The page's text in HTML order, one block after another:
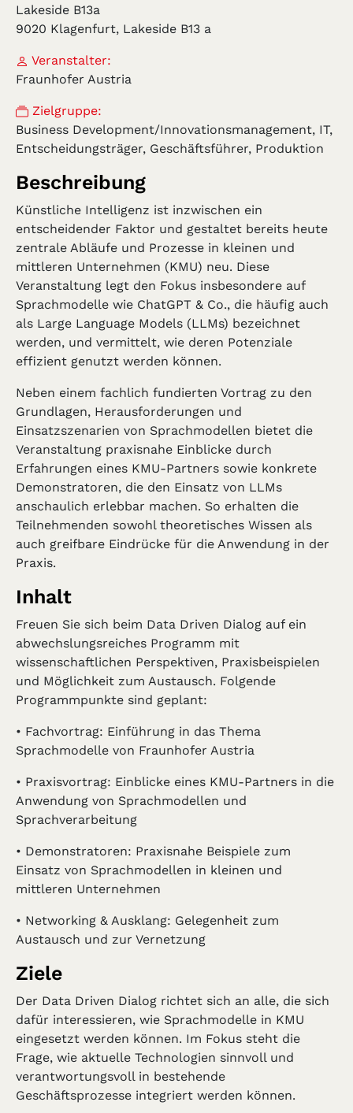
Lakeside B13a
9020 Klagenfurt, Lakeside B13 a
Veranstalter:
Fraunhofer Austria
Zielgruppe:
Business Development/Innovationsmanagement, IT,
Entscheidungsträger, Geschäftsführer, Produktion
Beschreibung
Künstliche Intelligenz ist inzwischen ein
entscheidender Faktor und gestaltet bereits heute
zentrale Abläufe und Prozesse in kleinen und
mittleren Unternehmen (KMU) neu. Diese
Veranstaltung legt den Fokus insbesondere auf
Sprachmodelle wie ChatGPT & Co., die häufig auch
als Large Language Models (LLMs) bezeichnet
werden, und vermittelt, wie deren Potenziale
effizient genutzt werden können.
Neben einem fachlich fundierten Vortrag zu den
Grundlagen, Herausforderungen und
Einsatzszenarien von Sprachmodellen bietet die
Veranstaltung praxisnahe Einblicke durch
Erfahrungen eines KMU-Partners sowie konkrete
Demonstratoren, die den Einsatz von LLMs
anschaulich erlebbar machen. So erhalten die
Teilnehmenden sowohl theoretisches Wissen als
auch greifbare Eindrücke für die Anwendung in der
Praxis.
Inhalt
Freuen Sie sich beim Data Driven Dialog auf ein
abwechslungsreiches Programm mit
wissenschaftlichen Perspektiven, Praxisbeispielen
und Möglichkeit zum Austausch. Folgende
Programmpunkte sind geplant:
• Fachvortrag: Einführung in das Thema
Sprachmodelle von Fraunhofer Austria
• Praxisvortrag: Einblicke eines KMU-Partners in die
Anwendung von Sprachmodellen und
Sprachverarbeitung
• Demonstratoren: Praxisnahe Beispiele zum
Einsatz von Sprachmodellen in kleinen und
mittleren Unternehmen
• Networking & Ausklang: Gelegenheit zum
Austausch und zur Vernetzung
Ziele
Der Data Driven Dialog richtet sich an alle, die sich
dafür interessieren, wie Sprachmodelle in KMU
eingesetzt werden können. Im Fokus steht die
Frage, wie aktuelle Technologien sinnvoll und
verantwortungsvoll in bestehende
Geschäftsprozesse integriert werden können.